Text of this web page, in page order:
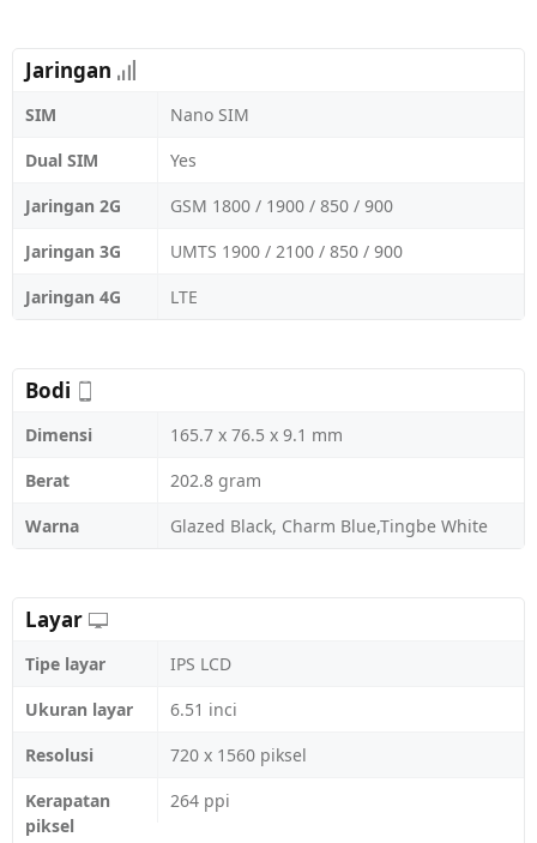
Jaringan
SIM
Nano SIM
Dual SIM
Yes
Jaringan 2G
GSM 1800 / 1900 / 850 / 900
Jaringan 3G
UMTS 1900 / 2100 / 850 / 900
Jaringan 4G
LTE
Bodi
Dimensi
165.7 x 76.5 x 9.1 mm
Berat
202.8 gram
Warna
Glazed Black, Charm Blue,Tingbe White
Layar
Tipe layar
IPS LCD
Ukuran layar
6.51 inci
Resolusi
720 x 1560 piksel
Kerapatan
piksel
264 ppi